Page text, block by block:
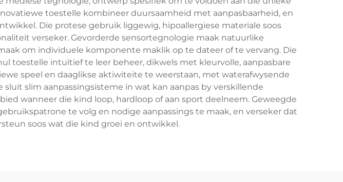
toestelle kombineer duursaamheid met aanpasbaarheid, en
Die protese gebruik liggewig, hipoallergiese materiale soos
verseker. Gevorderde sensortegnologie maak natuurlike
om individuele komponente maklik op te dateer of te vervang. Die
toestelle intuïtief te leer beheer, dikwels met kleurvolle, aanpasbare
speel en daaglikse aktiwiteite te weerstaan, met waterafwysende
slim aanpassingsisteme in wat kan aanpas by verskillende
wanneer die kind loop, hardloop of aan sport deelneem. Geweegde
te volg en nodige aanpassings te maak, en verseker dat
soos wat die kind groei en ontwikkel.